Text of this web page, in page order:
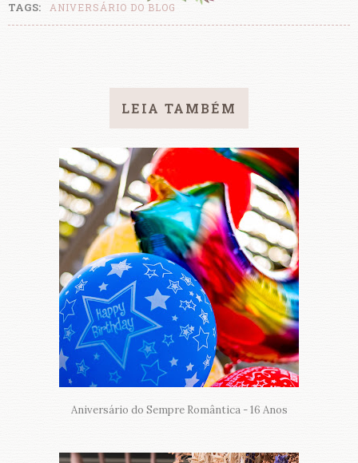
TAGS: ANIVERSÁRIO DO BLOG
LEIA TAMBÉM
Aniversário do Sempre Romântica - 16 Anos